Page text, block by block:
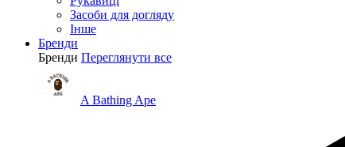
Засоби для догляду
Інше
Бренди
Бренди Переглянути все
A Bathing Ape